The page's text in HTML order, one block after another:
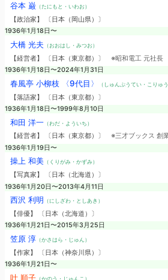
谷本 巌（たにもと・いわお）
【政治家】 〔日本（岡山県）〕
1936年1月18日〜
大橋 光夫 （おおはし・みつお）
【経営者】 〔日本（東京都）〕 ※昭和電工 元社長
1936年1月18日〜2024年1月31日
春風亭 小柳枝 〈9代目〉 （しゅんぷうてい・こりゅう
【落語家】 〔日本（東京都）〕
1936年1月18日〜1999年8月10日
和田 洋一（わだ・よういち）
【経営者】 〔日本（東京都）〕 ※三才ブックス 創
1936年1月19日〜
操上 和美（くりがみ・かずみ）
【写真家】 〔日本（北海道）〕
1936年1月20日〜2013年4月11日
西沢 利明 （にしざわ・としあき）
【俳優】 〔日本（北海道）〕
1936年1月21日〜2015年3月25日
笠原 淳（かさはら・じゅん）
【作家】 〔日本（神奈川県）〕
1936年1月21日〜
叶 順子（かのう・じゅんこ）